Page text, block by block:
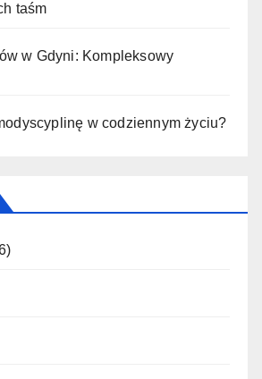
taśm
w Gdyni: Kompleksowy
w codziennym życiu?